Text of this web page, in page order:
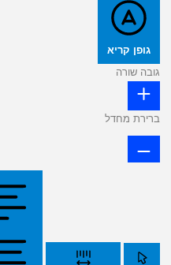
גופן קריא
גובה שורה
ברירת מחדל